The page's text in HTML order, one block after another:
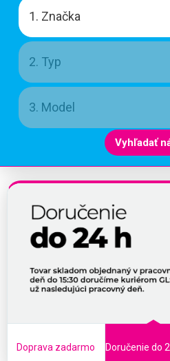
1. Značka
2. Typ
3. Model
Vyhľadať
Doprava zadarmo Doručenie do